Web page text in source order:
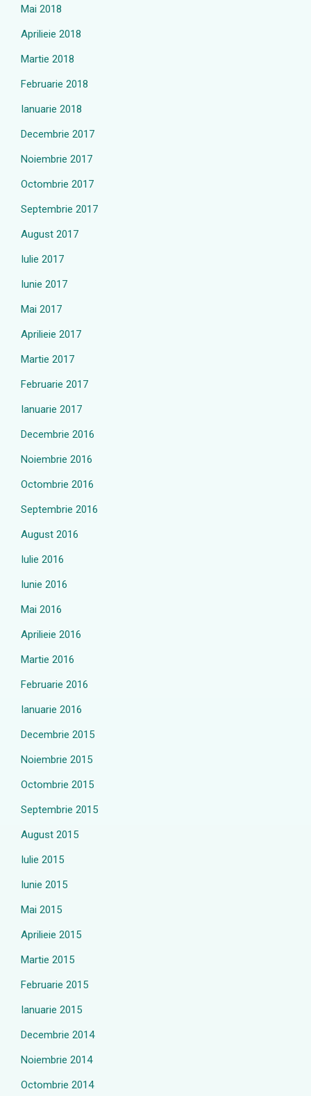
Mai 2018
Aprilieie 2018
Martie 2018
Februarie 2018
Ianuarie 2018
Decembrie 2017
Noiembrie 2017
Octombrie 2017
Septembrie 2017
August 2017
Iulie 2017
Iunie 2017
Mai 2017
Aprilieie 2017
Martie 2017
Februarie 2017
Ianuarie 2017
Decembrie 2016
Noiembrie 2016
Octombrie 2016
Septembrie 2016
August 2016
Iulie 2016
Iunie 2016
Mai 2016
Aprilieie 2016
Martie 2016
Februarie 2016
Ianuarie 2016
Decembrie 2015
Noiembrie 2015
Octombrie 2015
Septembrie 2015
August 2015
Iulie 2015
Iunie 2015
Mai 2015
Aprilieie 2015
Martie 2015
Februarie 2015
Ianuarie 2015
Decembrie 2014
Noiembrie 2014
Octombrie 2014